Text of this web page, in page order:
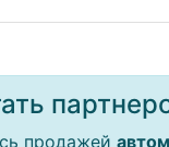
продажей